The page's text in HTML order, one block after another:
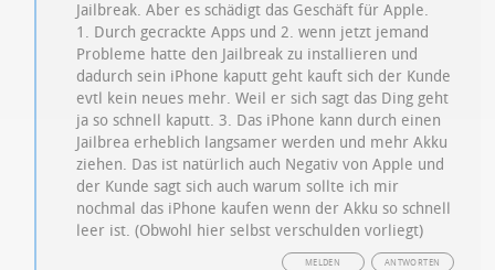
Jailbreak. Aber es schädigt das Geschäft für Apple.
1. Durch gecrackte Apps und 2. wenn jetzt jemand
Probleme hatte den Jailbreak zu installieren und
dadurch sein iPhone kaputt geht kauft sich der Kunde
evtl kein neues mehr. Weil er sich sagt das Ding geht
ja so schnell kaputt. 3. Das iPhone kann durch einen
Jailbrea erheblich langsamer werden und mehr Akku
ziehen. Das ist natürlich auch Negativ von Apple und
der Kunde sagt sich auch warum sollte ich mir
nochmal das iPhone kaufen wenn der Akku so schnell
leer ist. (Obwohl hier selbst verschulden vorliegt)
ANTWORTEN
MELDEN